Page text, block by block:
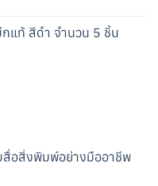
แท้ สีดำ จำนวน 5 ชิ้น
อสิ่งพิมพ์อย่างมืออาชีพ